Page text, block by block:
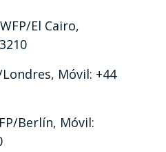
El Cairo,
Móvil: +44
Berlín, Móvil: